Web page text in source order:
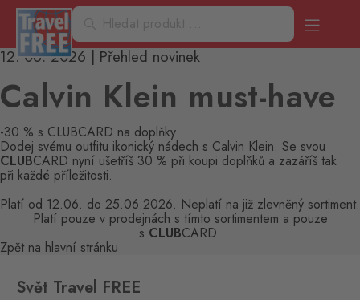
12. 06. 2026 | Přehled novinek
Calvin Klein must-have
-30 % s CLUBCARD na doplňky
Dodej svému outfitu ikonický nádech s Calvin Klein. Se svou
CLUBCARD nyní ušetříš 30 % při koupi doplňků a zazáříš tak
při každé příležitosti.
Platí od 12.06. do 25.06.2026. Neplatí na již zlevněný sortiment.
Platí pouze v prodejnách s tímto sortimentem a pouze
s CLUBCARD.
Zpět na hlavní stránku
Svět Travel FREE